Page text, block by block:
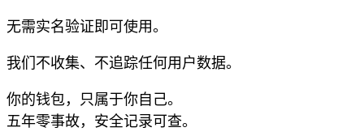
无需实名验证即可使用。
我们不收集、不追踪任何用户数据。
你的钱包，只属于你自己。
五年零事故，安全记录可查。